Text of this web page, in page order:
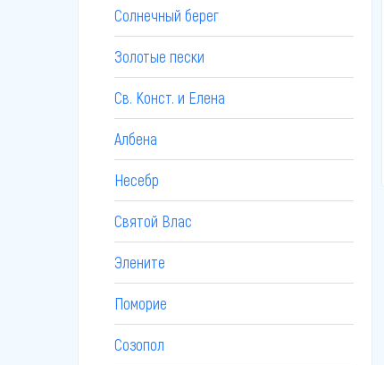
Солнечный берег
Золотые пески
Св. Конст. и Елена
Албена
Несебр
Святой Влас
Элените
Поморие
Созопол